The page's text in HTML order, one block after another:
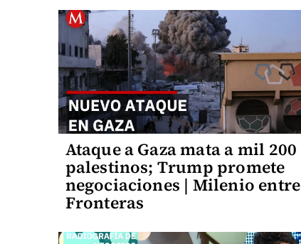
Ataque a Gaza mata a mil 200
palestinos; Trump promete
negociaciones | Milenio entre
Fronteras